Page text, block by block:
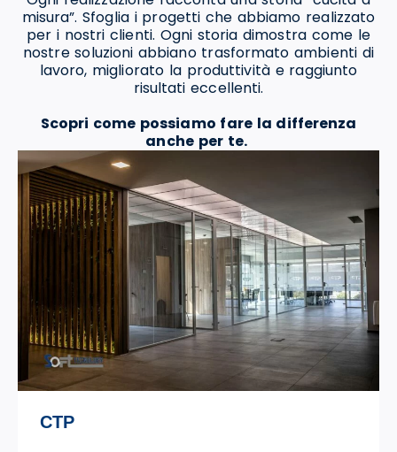
misura”. Sfoglia i progetti che abbiamo realizzato
per i nostri clienti. Ogni storia dimostra come le
nostre soluzioni abbiano trasformato ambienti di
lavoro, migliorato la produttività e raggiunto
risultati eccellenti.
Scopri come possiamo fare la differenza
anche per te.
STILE TV